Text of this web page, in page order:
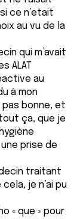
ce n’etait
au vu de la
qui m’avait
ALAT
au
à mon
bonne, et
ça, que je
prise de
traitant
je n’ai pu
« que » pour